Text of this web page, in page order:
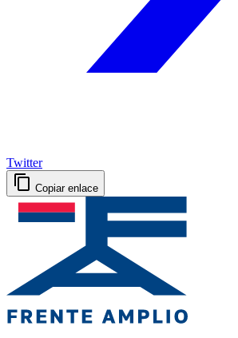
Twitter
Copiar enlace